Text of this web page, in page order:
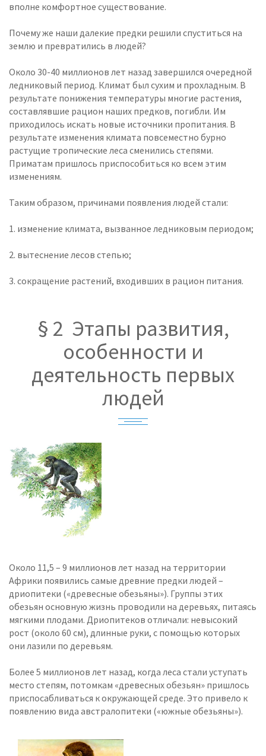
вполне комфортное существование.
Почему же наши далекие предки решили спуститься на
землю и превратились в людей?
Около 30-40 миллионов лет назад завершился очередной
ледниковый период. Климат был сухим и прохладным. В
результате понижения температуры многие растения,
составлявшие рацион наших предков, погибли. Им
приходилось искать новые источники пропитания. В
результате изменения климата повсеместно бурно
растущие тропические леса сменились степями.
Приматам пришлось приспособиться ко всем этим
изменениям.
Таким образом, причинами появления людей стали:
1. изменение климата, вызванное ледниковым периодом;
2. вытеснение лесов степью;
3. сокращение растений, входивших в рацион питания.
§ 2 Этапы развития,
особенности и
деятельность первых
людей
Около 11,5 – 9 миллионов лет назад на территории
Африки появились самые древние предки людей –
дриопитеки («древесные обезьяны»). Группы этих
обезьян основную жизнь проводили на деревьях, питаясь
мягкими плодами. Дриопитеков отличали: невысокий
рост (около 60 см), длинные руки, с помощью которых
они лазили по деревьям.
Более 5 миллионов лет назад, когда леса стали уступать
место степям, потомкам «древесных обезьян» пришлось
приспосабливаться к окружающей среде. Это привело к
появлению вида австралопитеки («южные обезьяны»).